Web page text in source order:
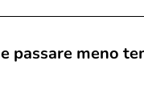
passare meno